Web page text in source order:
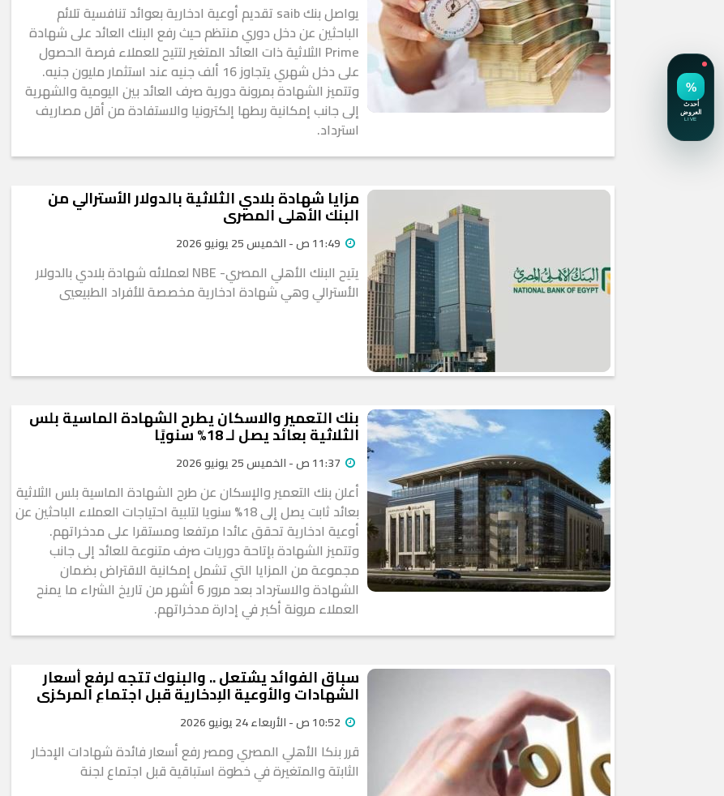
يواصل بنك saib تقديم أوعية ادخارية بعوائد تنافسية تلائم
الباحثين عن دخل دوري منتظم حيث رفع البنك العائد على شهادة
Prime الثلاثية ذات العائد المتغير لتتيح للعملاء فرصة الحصول
على دخل شهري يتجاوز 16 ألف جنيه عند استثمار مليون جنيه.
وتتميز الشهادة بمرونة دورية صرف العائد بين اليومية والشهرية
إلى جانب إمكانية ربطها إلكترونيا والاستفادة من أقل مصاريف
استرداد.
مزايا شهادة بلادي الثلاثية بالدولار الأسترالي من
البنك الأهلي المصري
يتيح البنك الأهلي المصري- NBE لعملائه شهادة بلادي بالدولار
الأسترالي وهي شهادة ادخارية مخصصة للأفراد الطبيعيي
بنك التعمير والاسكان يطرح الشهادة الماسية بلس
الثلاثية بعائد يصل لـ 18% سنويًا
أعلن بنك التعمير والإسكان عن طرح الشهادة الماسية بلس الثلاثية
بعائد ثابت يصل إلى 18% سنويا لتلبية احتياجات العملاء الباحثين عن
أوعية ادخارية تحقق عائدا مرتفعا ومستقرا على مدخراتهم.
وتتميز الشهادة بإتاحة دوريات صرف متنوعة للعائد إلى جانب
مجموعة من المزايا التي تشمل إمكانية الاقتراض بضمان
الشهادة والاسترداد بعد مرور 6 أشهر من تاريخ الشراء ما يمنح
العملاء مرونة أكبر في إدارة مدخراتهم.
سباق الفوائد يشتعل .. والبنوك تتجه لرفع أسعار
الشهادات والأوعية الإدخارية قبل اجتماع المركزي
قرر بنكا الأهلي المصري ومصر رفع أسعار فائدة شهادات الإدخار
الثابتة والمتغيرة في خطوة استباقية قبل اجتماع لجنة